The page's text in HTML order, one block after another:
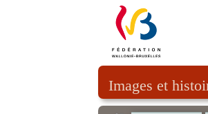
Images et